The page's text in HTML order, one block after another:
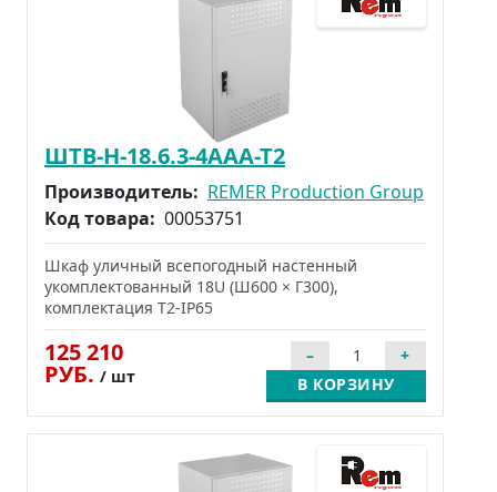
ШТВ-Н-18.6.3-4ААА-Т2
Производитель: REMER Production Group
Код товара: 00053751
Шкаф уличный всепогодный настенный
укомплектованный 18U (Ш600 × Г300),
комплектация Т2-IP65
125 210
РУБ. / шт В КОРЗИНУ